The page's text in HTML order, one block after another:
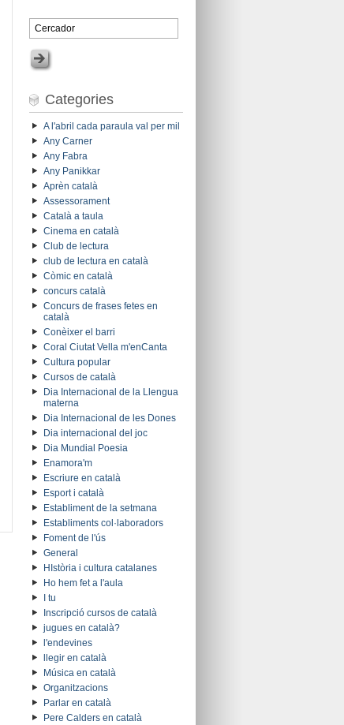
Categories
A l'abril cada paraula val per mil
Any Carner
Any Fabra
Any Panikkar
Aprèn català
Assessorament
Català a taula
Cinema en català
Club de lectura
club de lectura en català
Còmic en català
concurs català
Concurs de frases fetes en
català
Conèixer el barri
Coral Ciutat Vella m'enCanta
Cultura popular
Cursos de català
Dia Internacional de la Llengua
materna
Dia Internacional de les Dones
Dia internacional del joc
Dia Mundial Poesia
Enamora'm
Escriure en català
Esport i català
Establiment de la setmana
Establiments col·laboradors
Foment de l'ús
General
HIstòria i cultura catalanes
Ho hem fet a l'aula
I tu
Inscripció cursos de català
jugues en català?
l'endevines
llegir en català
Música en català
Organitzacions
Parlar en català
Pere Calders en català